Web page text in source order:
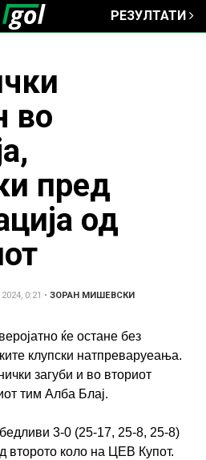
РЕЗУЛТАТИ
во
пред
од
0:21 • ЗОРАН МИШЕВСКИ
ќе остане без
клупски натпреваруеања.
загуби и во вториот
тим Алба Блај.
3-0 (25-17, 25-8, 25-8)
второто коло на ЦЕВ Купот.